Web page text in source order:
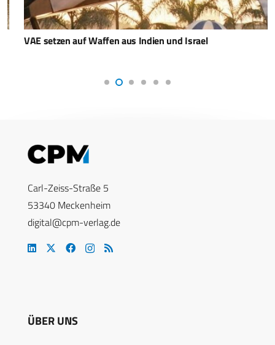
VAE setzen auf Waffen aus Indien und Israel
Carl-Zeiss-Straße 5
53340 Meckenheim
digital@cpm-verlag.de
ÜBER UNS